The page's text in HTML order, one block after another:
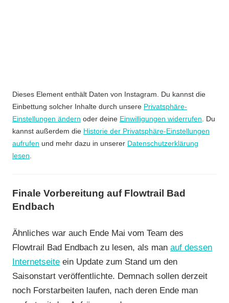
Dieses Element enthält Daten von Instagram. Du kannst die
Einbettung solcher Inhalte durch unsere Privatsphäre-
Einstellungen ändern oder deine Einwilligungen widerrufen . Du
kannst außerdem die Historie der Privatsphäre-Einstellungen
aufrufen und mehr dazu in unserer Datenschutzerklärung
lesen
Finale Vorbereitung auf Flowtrail Bad
Endbach
Ähnliches war auch Ende Mai vom Team des
Flowtrail Bad Endbach zu lesen, als man auf dessen
Internetseite ein Update zum Stand um den
Saisonstart veröffentlichte. Demnach sollen derzeit
noch Forstarbeiten laufen, nach deren Ende man